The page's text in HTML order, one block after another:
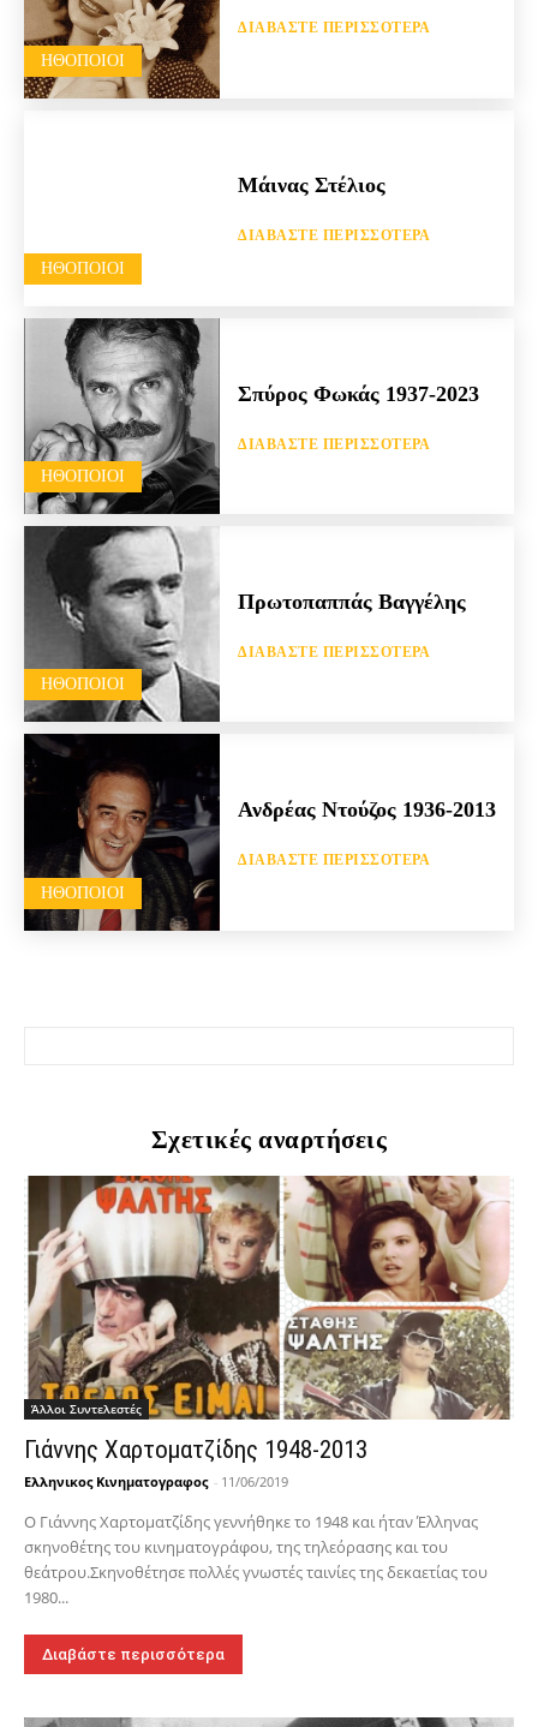
HΘΟΠΟΙΟΊ
ΔΙΑΒΆΣΤΕ ΠΕΡΙΣΣΌΤΕΡΑ
HΘΟΠΟΙΟΊ
Μάινας Στέλιος
ΔΙΑΒΆΣΤΕ ΠΕΡΙΣΣΌΤΕΡΑ
HΘΟΠΟΙΟΊ
Σπύρος Φωκάς 1937-2023
ΔΙΑΒΆΣΤΕ ΠΕΡΙΣΣΌΤΕΡΑ
HΘΟΠΟΙΟΊ
Πρωτοπαππάς Βαγγέλης
ΔΙΑΒΆΣΤΕ ΠΕΡΙΣΣΌΤΕΡΑ
HΘΟΠΟΙΟΊ
Ανδρέας Ντούζος 1936-2013
ΔΙΑΒΆΣΤΕ ΠΕΡΙΣΣΌΤΕΡΑ
Σχετικές αναρτήσεις
Άλλοι Συντελεστές
Γιάννης Χαρτοματζίδης 1948-2013
Ελληνικος Κινηματογραφος - 11/06/2019
Ο Γιάννης Χαρτοματζίδης γεννήθηκε το 1948 και ήταν Έλληνας
σκηνοθέτης του κινηματογράφου, της τηλεόρασης και του
θεάτρου.Σκηνοθέτησε πολλές γνωστές ταινίες της δεκαετίας του
1980...
Διαβάστε περισσότερα